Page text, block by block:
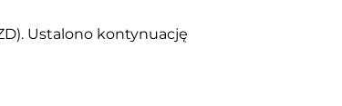
Ustalono kontynuację